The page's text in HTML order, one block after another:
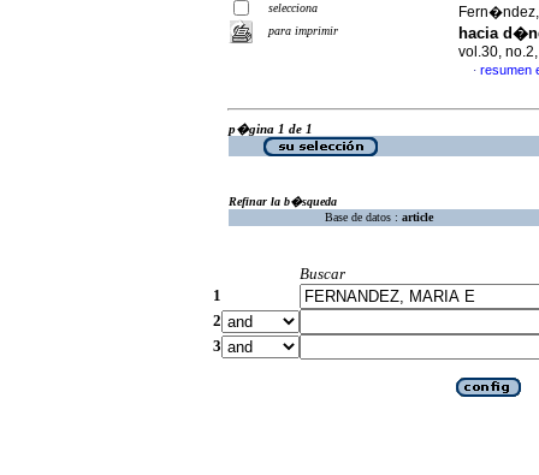
selecciona
para imprimir
hacia
vol.30,
· resumen
p�gina 1 de 1
Refinar la b�squeda
Base de datos : article
Buscar
1
2
3